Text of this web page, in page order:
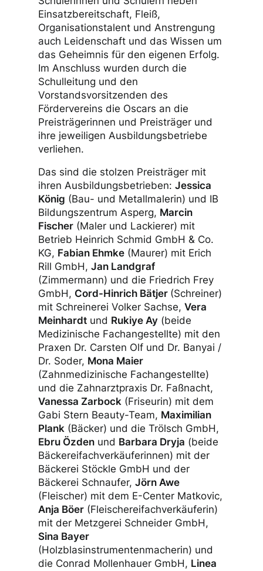
Einsatzbereitschaft, Fleiß,
Organisationstalent und Anstrengung
auch Leidenschaft und das Wissen um
das Geheimnis für den eigenen Erfolg.
Im Anschluss wurden durch die
Schulleitung und den
Vorstandsvorsitzenden des
Fördervereins die Oscars an die
Preisträgerinnen und Preisträger und
ihre jeweiligen Ausbildungsbetriebe
verliehen.
Das sind die stolzen Preisträger mit
ihren Ausbildungsbetrieben: Jessica
König (Bau- und Metallmalerin) und IB
Bildungszentrum Asperg, Marcin
Fischer (Maler und Lackierer) mit
Betrieb Heinrich Schmid GmbH & Co.
KG, Fabian Ehmke (Maurer) mit Erich
Rill GmbH, Jan Landgraf
(Zimmermann) und die Friedrich Frey
GmbH, Cord-Hinrich Bätjer (Schreiner)
mit Schreinerei Volker Sachse, Vera
Meinhardt und Rukiye Ay (beide
Medizinische Fachangestellte) mit den
Praxen Dr. Carsten Olf und Dr. Banyai /
Dr. Soder, Mona Maier
(Zahnmedizinische Fachangestellte)
und die Zahnarztpraxis Dr. Faßnacht,
Vanessa Zarbock (Friseurin) mit dem
Gabi Stern Beauty-Team, Maximilian
Plank (Bäcker) und die Trölsch GmbH,
Ebru Özden und Barbara Dryja (beide
Bäckereifachverkäuferinnen) mit der
Bäckerei Stöckle GmbH und der
Bäckerei Schnaufer, Jörn Awe
(Fleischer) mit dem E-Center Matkovic,
Anja Böer (Fleischereifachverkäuferin)
mit der Metzgerei Schneider GmbH,
Sina Bayer
(Holzblasinstrumentenmacherin) und
die Conrad Mollenhauer GmbH, Linea